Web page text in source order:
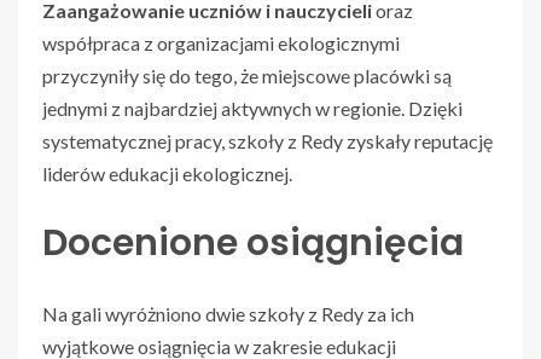
Zaangażowanie uczniów i nauczycielioraz
współpraca z organizacjami ekologicznymi
przyczyniły się do tego, że miejscowe placówki są
jednymi z najbardziej aktywnych w regionie. Dzięki
systematycznej pracy, szkoły z Redy zyskały reputację
liderów edukacji ekologicznej.
Docenione osiągnięcia
Na gali wyróżniono dwie szkoły z Redy za ich
wyjątkowe osiągnięcia w zakresie edukacji